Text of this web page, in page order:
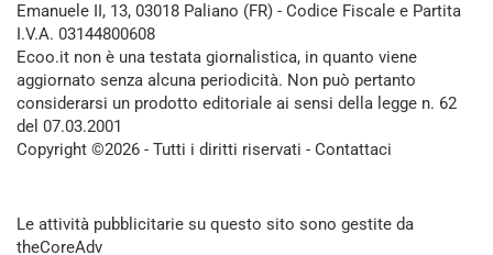
Emanuele II, 13, 03018 Paliano (FR) - Codice Fiscale e Partita
I.V.A. 03144800608
Ecoo.it non è una testata giornalistica, in quanto viene
aggiornato senza alcuna periodicità. Non può pertanto
considerarsi un prodotto editoriale ai sensi della legge n. 62
del 07.03.2001
Copyright ©2026 - Tutti i diritti riservati - Contattaci
Le attività pubblicitarie su questo sito sono gestite da
theCoreAdv